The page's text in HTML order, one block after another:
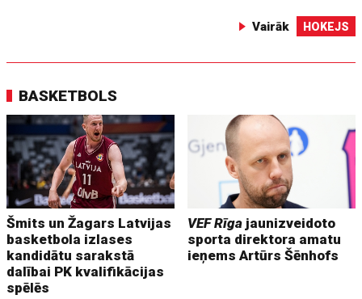
Vairāk HOKEJS
BASKETBOLS
Šmits un Žagars Latvijas
basketbola izlases
kandidātu sarakstā
dalībai PK kvalifikācijas
spēlēs
VEF Rīga jaunizveidoto
sporta direktora amatu
ieņems Artūrs Šēnhofs